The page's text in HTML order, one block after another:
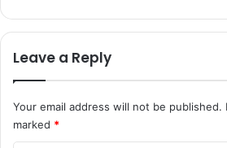
Leave a Reply
Your email address will not be published.
marked *